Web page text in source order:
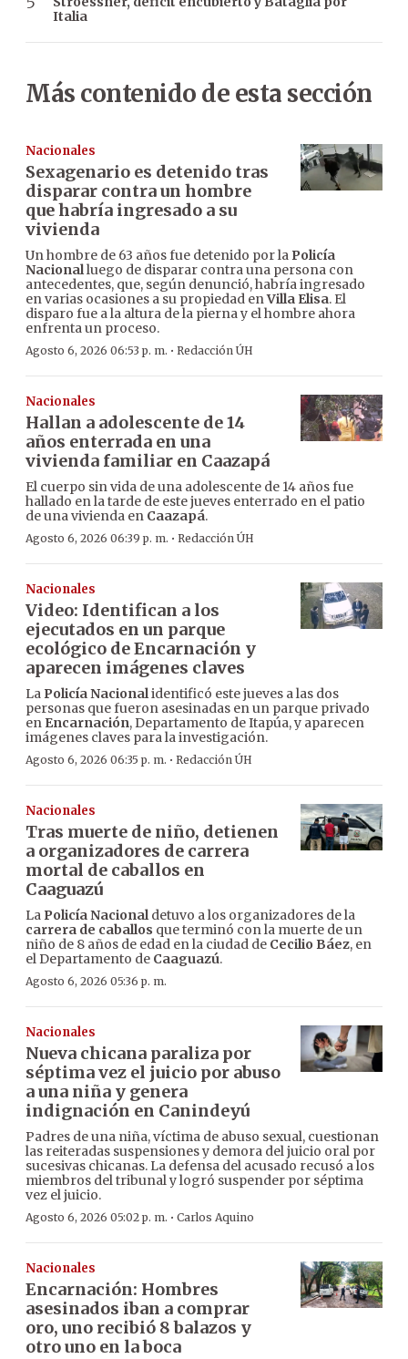
Italia
Más contenido de esta sección
Nacionales
Sexagenario es detenido tras
disparar contra un hombre
que habría ingresado a su
vivienda
Un hombre de 63 años fue detenido por la Policía
Nacionalluego de disparar contra una persona con
antecedentes, que, según denunció, habría ingresado
en varias ocasiones a su propiedad enVilla Elisa. El
disparo fue a la altura de la pierna y el hombre ahora
enfrenta un proceso.
Agosto 6, 2026 06:53 p. m. · Redacción ÚH
Nacionales
Hallan a adolescente de 14
años enterrada en una
vivienda familiar en Caazapá
El cuerpo sin vida de una adolescente de 14 años fue
hallado en la tarde de este jueves enterrado en el patio
de una vivienda en Caazapá.
Agosto 6, 2026 06:39 p. m. · Redacción ÚH
Nacionales
Video: Identifican a los
ejecutados en un parque
ecológico de Encarnación y
aparecen imágenes claves
La Policía Nacionalidentificó este jueves a las dos
personas que fueron asesinadas en un parque privado
en Encarnación, Departamento de Itapúa, y aparecen
imágenes claves para la investigación.
Agosto 6, 2026 06:35 p. m. · Redacción ÚH
Nacionales
Tras muerte de niño, detienen
a organizadores de carrera
mortal de caballos en
Caaguazú
La Policía Nacionaldetuvo a los organizadores de la
carrera de caballos que terminó con la muerte de un
niño de 8 años de edad en la ciudad de Cecilio Báez, en
el Departamento de Caaguazú.
Agosto 6, 2026 05:36 p. m.
Nacionales
Nueva chicana paraliza por
séptima vez el juicio por abuso
a una niña y genera
indignación en Canindeyú
Padres de una niña, víctima de abuso sexual, cuestionan
las reiteradas suspensiones y demora del juicio oral por
sucesivas chicanas. La defensa del acusado recusó a los
miembros del tribunal y logró suspender por séptima
vez el juicio.
Agosto 6, 2026 05:02 p. m. · Carlos Aquino
Nacionales
Encarnación: Hombres
asesinados iban a comprar
oro, uno recibió 8 balazos y
otro uno en la boca